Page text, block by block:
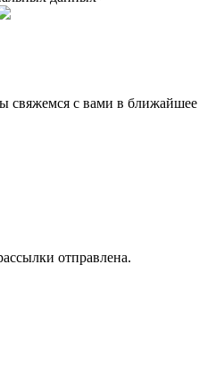
свяжемся с вами в ближайшее
отправлена.